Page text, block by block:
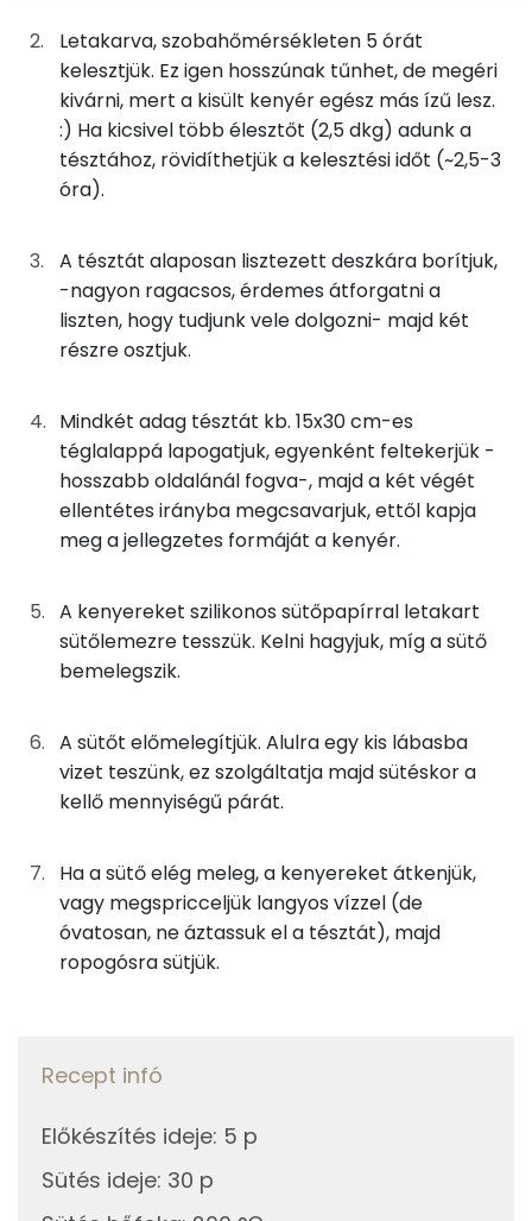
38ggraham-liszt
125 kcal
100g víz
0 kcal
5g friss élesztő
5 kcal
2g
4gsó
0 kcal
1g cukor 5 kcal
TOP ásványi anyagok
Nátrium
Foszfor
Magnézium
Szelén
Kálcium
TOP vitaminok
Niacin - B3 vitamin:
E vitamin:
Tiamin - B1 vitamin:
Riboflavin - B2 vitamin:
Fehérje
Összesen 14.5 g
Zsír
Összesen
4.3 g
Telített zsírsav
1 g
Egyszeresen telítetlen zsírsav:
Koleszterin
Összesen
Letakarva, szobahőmérsékleten 5 órát
kelesztjük. Ez igen hosszúnak tűnhet, de megéri
kivárni, mert a kisült kenyér egész más ízű lesz.
:) Ha kicsivel több élesztőt (2,5 dkg) adunk a
tésztához, rövidíthetjük a kelesztési időt (~2,5-3
óra).
A tésztát alaposan lisztezett deszkára borítjuk,
-nagyon ragacsos, érdemes átforgatni a
liszten, hogy tudjunk vele dolgozni- majd két
részre osztjuk.
Mindkét adag tésztát kb. 15x30 cm-es
téglalappá lapogatjuk, egyenként feltekerjük -
hosszabb oldalánál fogva-, majd a két végét
ellentétes irányba megcsavarjuk, ettől kapja
meg a jellegzetes formáját a kenyér.
A kenyereket szilikonos sütőpapírral letakart
sütőlemezre tesszük. Kelni hagyjuk, míg a sütő
bemelegszik.
A sütőt előmelegítjük. Alulra egy kis lábasba
vizet teszünk, ez szolgáltatja majd sütéskor a
kellő mennyiségű párát.
Ha a sütő elég meleg, a kenyereket átkenjük,
vagy megspricceljük langyos vízzel (de
óvatosan, ne áztassuk el a tésztát), majd
ropogósra sütjük.
Recept infó
Előkészítés ideje: 5 p
Sütés ideje: 30 p